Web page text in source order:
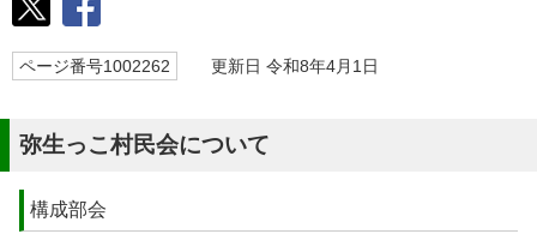
ページ番号1002262 更新日 令和8年4月1日
弥生っこ村民会について
構成部会